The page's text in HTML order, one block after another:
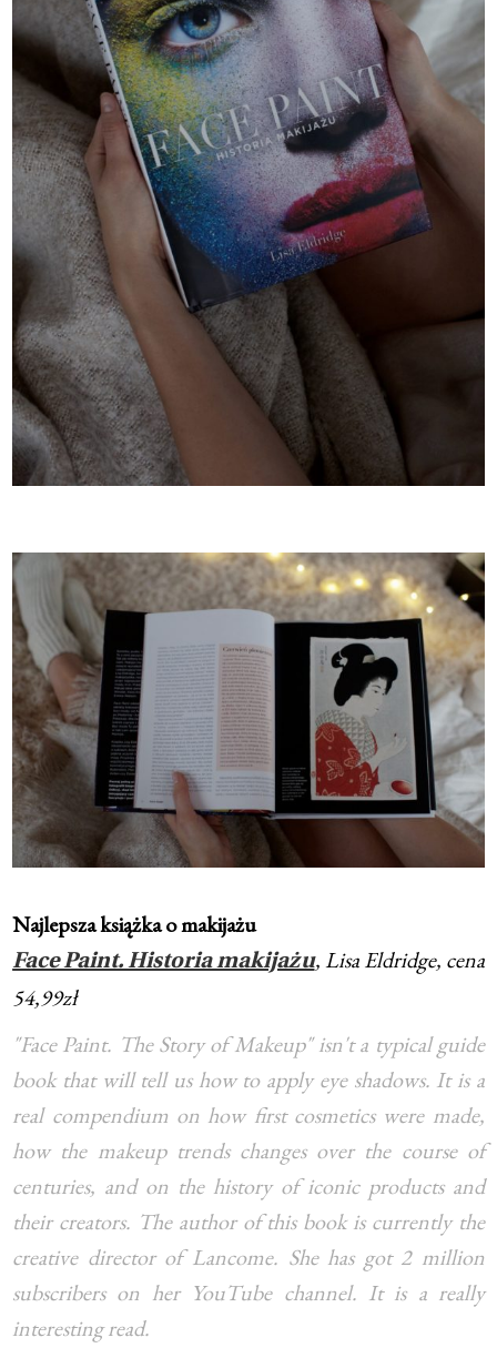
Najlepsza książka o makijażu
Face Paint. Historia makijażu, Lisa Eldridge, cena
54,99zł
"Face Paint. The Story of Makeup" isn't a typical guide
book that will tell us how to apply eye shadows. It is a
real compendium on how first cosmetics were made,
how the makeup trends changes over the course of
centuries, and on the history of iconic products and
their creators. The author of this book is currently the
creative director of Lancome. She has got 2 million
subscribers on her YouTube channel. It is a really
interesting read.